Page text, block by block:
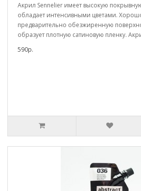
Акрил Sennelier имеет высокую
обладает интенсивными цветами.
предварительно обезжиренную
образует плотную сатиновую пленку.
590р.